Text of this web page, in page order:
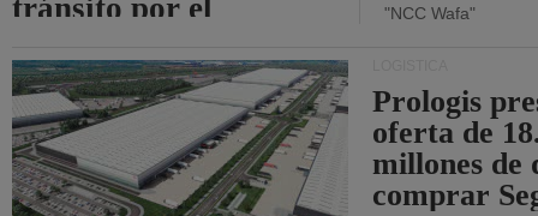
tránsito por el
"NCC Wafa"
Prologis
oferta de
millones de
comprar